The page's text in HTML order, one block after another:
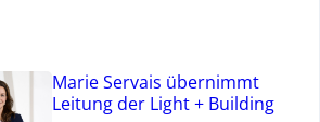
Marie Servais übernimmt
Leitung der Light + Building